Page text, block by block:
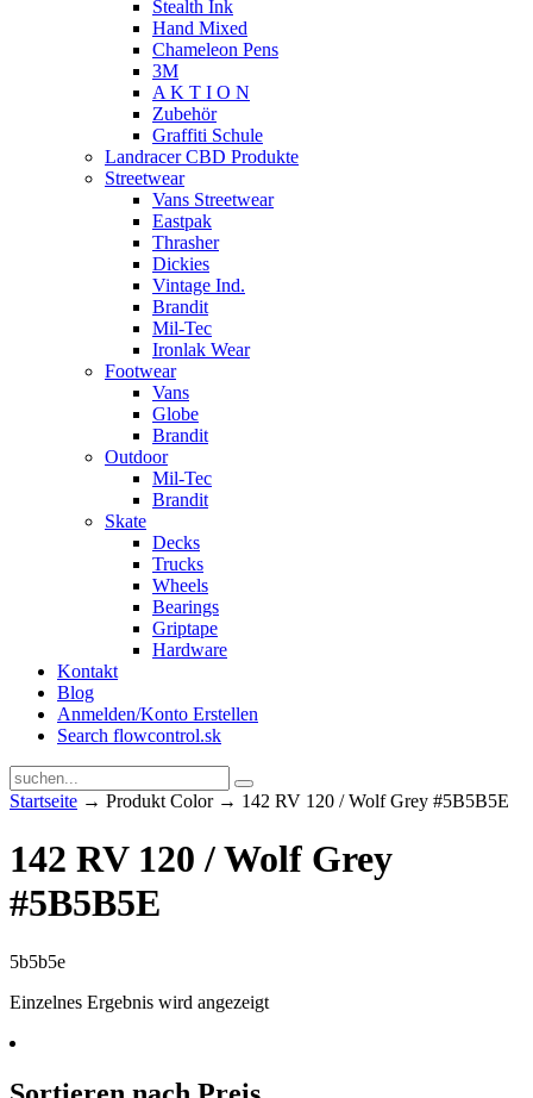
Stealth Ink
Hand Mixed
Chameleon Pens
3M
A K T I O N
Zubehör
Graffiti Schule
Landracer CBD Produkte
Streetwear
Vans Streetwear
Eastpak
Thrasher
Dickies
Vintage Ind.
Brandit
Mil-Tec
Ironlak Wear
Footwear
Vans
Globe
Brandit
Outdoor
Mil-Tec
Brandit
Skate
Decks
Trucks
Wheels
Bearings
Griptape
Hardware
Kontakt
Blog
Anmelden/Konto Erstellen
Search flowcontrol.sk
Startseite → Produkt Color → 142 RV 120 / Wolf Grey #5B5B5E
142 RV 120 / Wolf Grey
#5B5B5E
5b5b5e
Einzelnes Ergebnis wird angezeigt